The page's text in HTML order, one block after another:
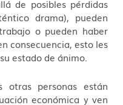
de posibles pérdidas
drama), pueden
o pueden haber
consecuencia, esto les
estado de ánimo.
otras personas están
económica y ven